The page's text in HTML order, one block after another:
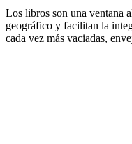
Los libros son una ventana
geográfico y facilitan la
cada vez más vaciadas,